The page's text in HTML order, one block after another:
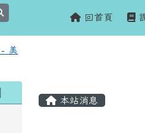
回首頁
本站消息